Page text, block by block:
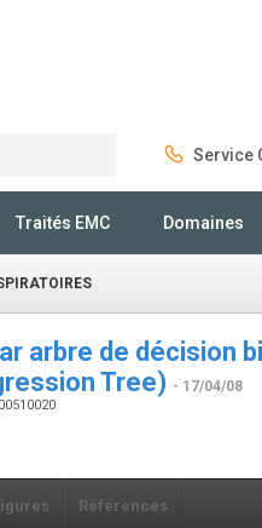
Service
Traités EMC Domaines
arbre de décision
Tree) - 17/04/08
Références